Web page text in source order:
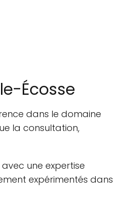
Écosse
dans le domaine
la consultation,
une expertise
expérimentés dans